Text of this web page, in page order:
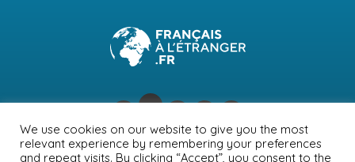
– www.jobfinder.lu
– www.lesfrontaliers.lu
NEWSLETTER PUBLICITÉ CONTACTS MENTIONS LÉGALES
We use cookies on our website to give you the most
relevant experience by remembering your preferences
and repeat visits. By clicking “Accept”, you consent to the